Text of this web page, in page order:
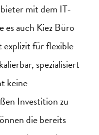
mit dem IT-
es auch Kiez Büro
explizit für flexible
spezialisiert
keine
Investition zu
die bereits